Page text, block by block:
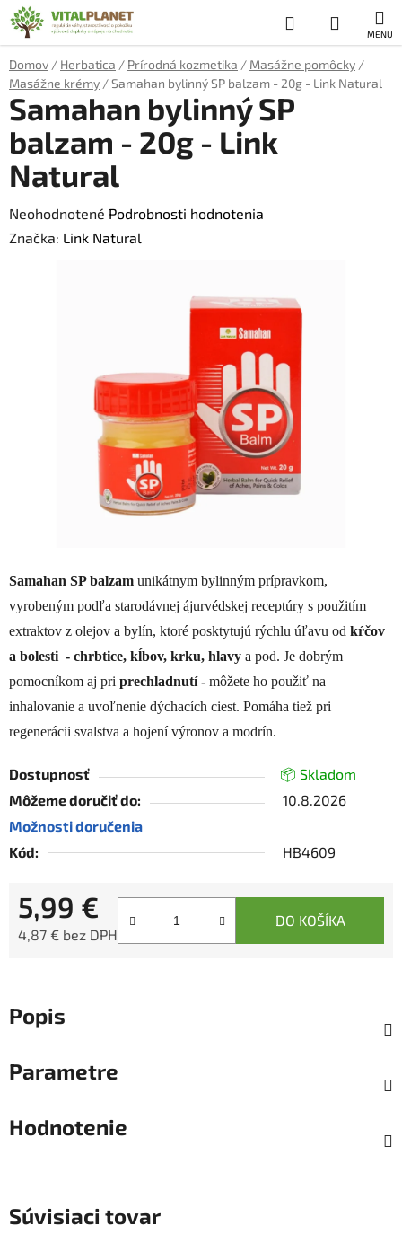
Prejsť
na
obsah
Hľadať
KOŠÍK
Domov / Herbatica / Prírodná kozmetika / Masážne pomôcky /
Masážne krémy /Samahan bylinný SP balzam - 20g - Link Natural
Samahan SP balzam unikátnym bylinným prípravkom,
vyrobeným podľa starodávnej ájurvédskej receptúry s použitím
extraktov z olejov a bylín, ktoré posktytujú rýchlu úľavu od kŕčov
a bolesti - chrbtice, kĺbov, krku, hlavy a pod. Je dobrým
pomocníkom aj pri prechladnutí - môžete ho použiť na
inhalovanie a uvoľnenie dýchacích ciest. Pomáha tiež pri
regenerácii svalstva a hojení výronov a modrín.
Dostupnosť
📦 Skladom
Môžeme doručiť do:
10.8.2026
Možnosti doručenia
Kód:
HB4609
5,99 €
4,87 € bez DPH
DO KOŠÍKA
Samahan bylinný SP
balzam - 20g - Link
Natural
Priemerné
hodnotenie
Neohodnotené Podrobnosti hodnotenia
Značka: Link Natural
Popis
Parametre
Hodnotenie
Súvisiaci tovar